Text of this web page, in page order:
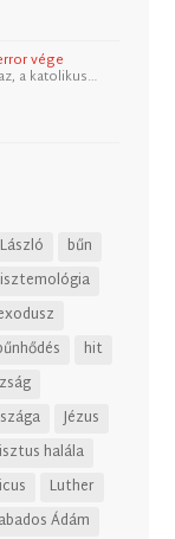
vége
a katolikus…
bűn
hit
Jézus
halála
Luther
Ádám